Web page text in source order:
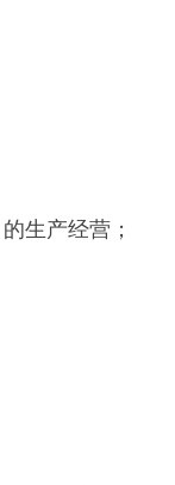
生产经营；